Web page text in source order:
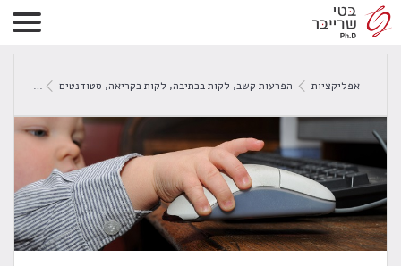
אפליקציות הפרעות קשב, לקות בכתיבה, לקות בקריאה, סטודנטים לימוד